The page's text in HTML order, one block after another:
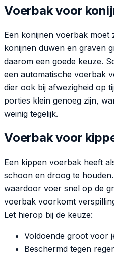
Voerbak voor
Een konijnen voerbak moet
konijnen duwen en graven
daarom een goede keuze.
een automatische voerbak
dier ook bij afwezigheid op
porties klein genoeg zijn,
weinig tegelijk.
Voerbak voor
Een kippen voerbak heeft
schoon en droog te
waardoor voer snel op de
voerbak voorkomt
Let hierop bij de keuze:
Voldoende groot voor
Beschermd tegen